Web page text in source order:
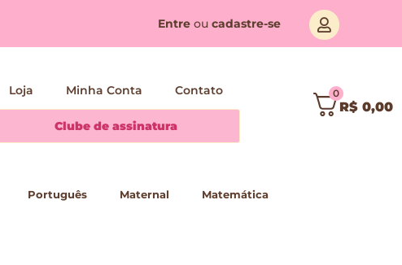
Entreou cadastre-se
Loja Minha Conta Contato
Clube de assinatura
0
R$ 0,00
Português Maternal Matemática